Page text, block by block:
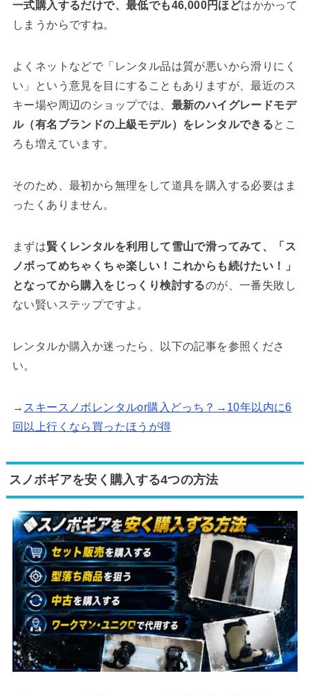
一式購入するだけで、最低でも46,000円ほどはかかって
しまうからですね。
よくネットなどで「レンタル品は質が悪いから滑りにく
い」という意見を目にすることもありますが、最近のス
キー場や周辺のショップでは、 最新のハイグレードモデ
ル（有名ブランドの上級モデル）をレンタルできるとこ
ろも増えています。
そのため、最初から無理をして道具を購入する必要はま
ったくありません。
まずは賢くレンタルを利用して雪山で滑ってみて、「ス
ノボってめちゃくちゃ楽しい！これからも続けたい！」
となってから購入をじっくり検討するのが、一番失敗し
ない賢いステップですよ。
レンタルか購入か迷ったら、以下の記事を参照くださ
い。
→ スキースノボレンタルor購入どっち？→10年以内に6
回以上行くなら買ったほうが得
スノボギアを安く購入する4つの方法